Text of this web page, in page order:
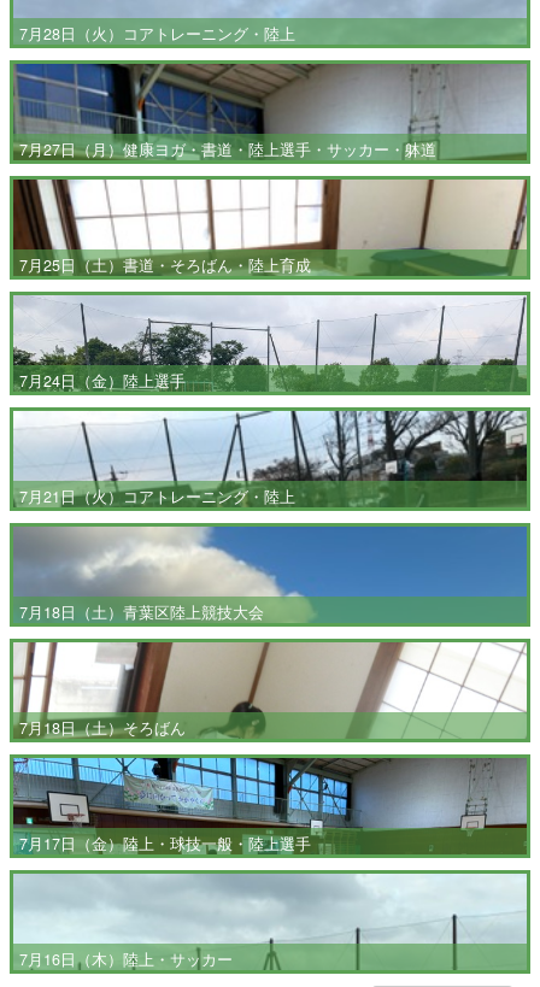
7月28日（火）コアトレーニング・陸上
7月27日（月）健康ヨガ・書道・陸上選手・サッカー・躰道
7月25日（土）書道・そろばん・陸上育成
7月24日（金）陸上選手
7月21日（火）コアトレーニング・陸上
7月18日（土）青葉区陸上競技大会
7月18日（土）そろばん
7月17日（金）陸上・球技一般・陸上選手
7月16日（木）陸上・サッカー